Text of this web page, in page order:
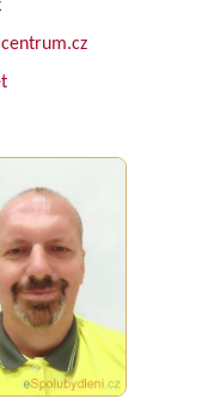
centrum.cz